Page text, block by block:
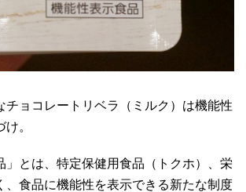
チョコレートリベラ（ミルク）は機能性
。
」とは、特定保健用食品（トクホ）、栄
、食品に機能性を表示できる新たな制度